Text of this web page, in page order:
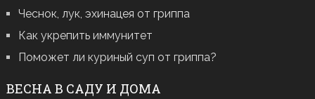
Чеснок, лук, эхинацея от гриппа
Как укрепить иммунитет
Поможет ли куриный суп от гриппа?
ВЕСНА В САДУ И ДОМА